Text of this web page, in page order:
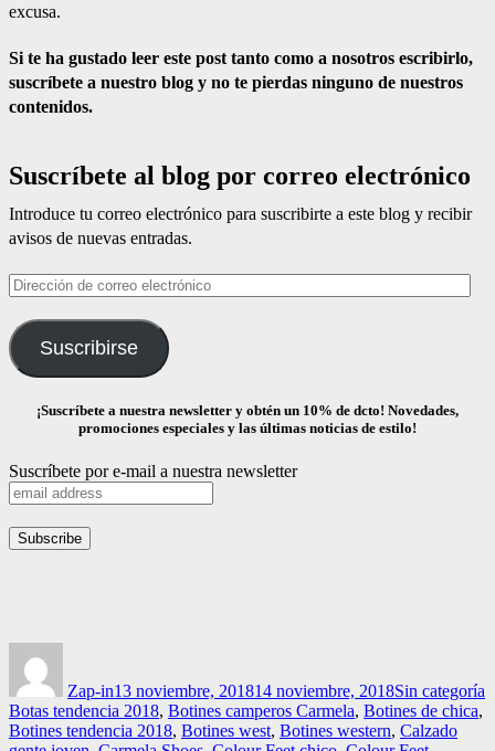
excusa.
Si te ha gustado leer este post tanto como a nosotros escribirlo,
suscríbete a nuestro blog y no te pierdas ninguno de nuestros
contenidos.
Suscríbete al blog por correo electrónico
Introduce tu correo electrónico para suscribirte a este blog y recibir
avisos de nuevas entradas.
Dirección
correo
electrónico
Suscribirse
¡Suscríbete a nuestra newsletter y obtén un 10% de dcto! Novedades,
promociones especiales y las últimas noticias de estilo!
Suscríbete por e-mail a nuestra newsletter
Zap-in13 noviembre, 201814 noviembre, 2018Sin categoría
Botas tendencia 2018, Botines camperos Carmela, Botines de chica,
Botines tendencia 2018, Botines west, Botines western, Calzado